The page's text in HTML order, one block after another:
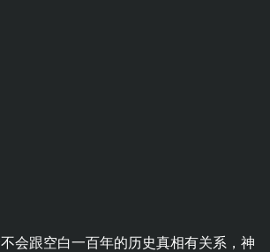
会跟空白一百年的历史真相有关系，神